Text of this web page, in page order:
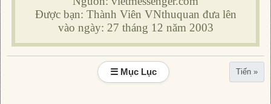
Được bạn: Thành Viên VNthuquan đưa lên
vào ngày: 27 tháng 12 năm 2003
☰ Mục Lục Tiến »